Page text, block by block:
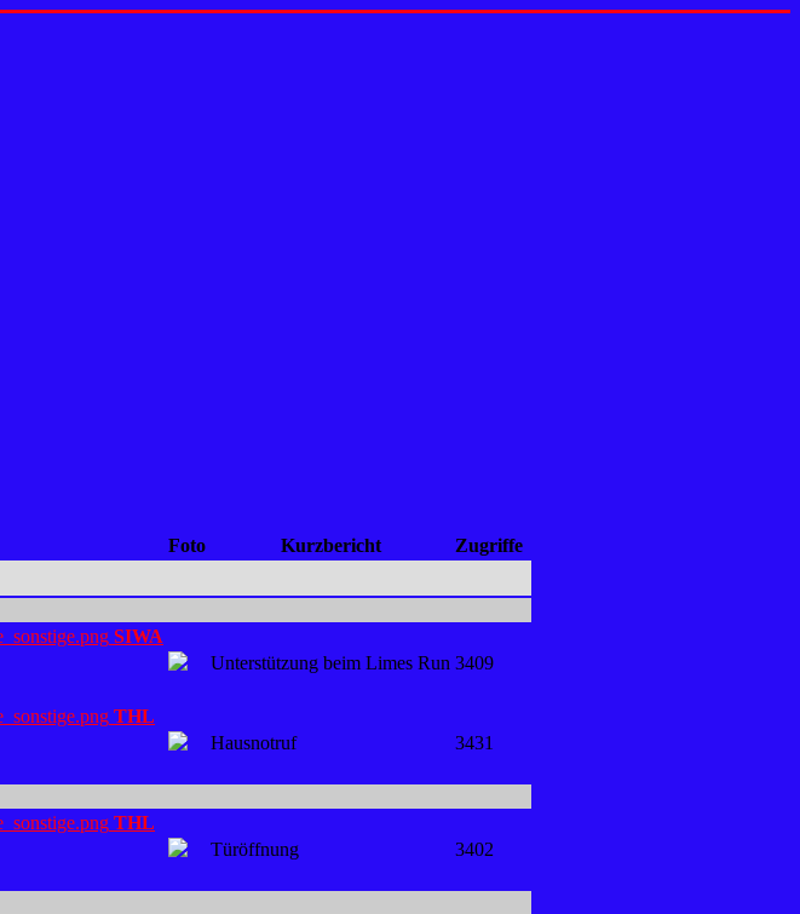
Foto Kurzbericht Zugriffe
SIWA
Unterstützung beim Limes Run 3409
THL
Hausnotruf 3431
THL
Türöffnung 3402